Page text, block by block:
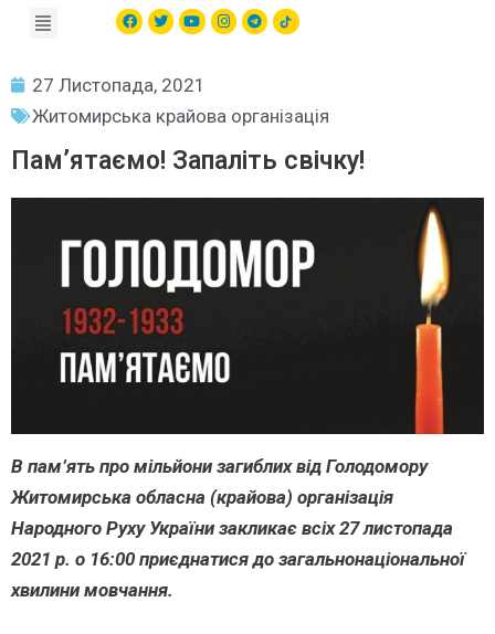
27 Листопада, 2021
Житомирська крайова організація
Пам’ятаємо! Запаліть свічку!
В пам’ять про мільйони загиблих від Голодомору
Житомирська обласна (крайова) організація
Народного Руху України закликає всіх 27 листопада
2021 р. о 16:00 приєднатися до загальнонаціональної
хвилини мовчання.